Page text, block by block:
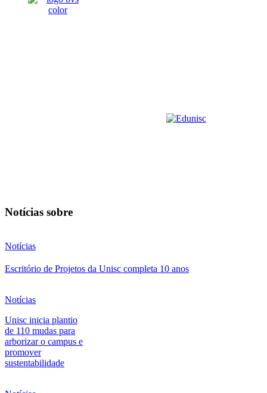
Notícias sobre
Notícias
Escritório de Projetos da Unisc completa 10 anos
Notícias
Unisc inicia plantio
de 110 mudas para
arborizar o campus e
promover
sustentabilidade